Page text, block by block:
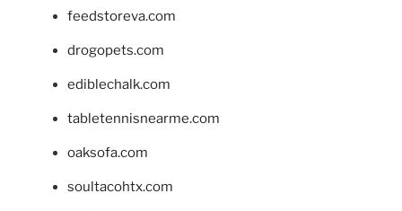
feedstoreva.com
drogopets.com
ediblechalk.com
tabletennisnearme.com
oaksofa.com
soultacohtx.com